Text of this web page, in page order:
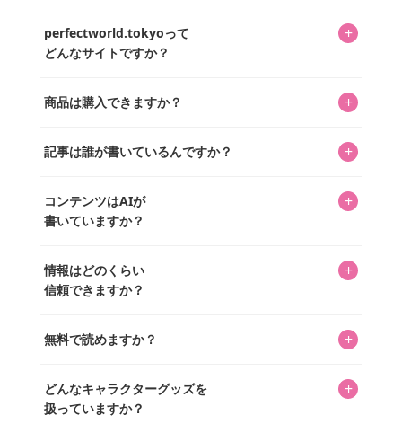
perfectworld.tokyoって
どんなサイトですか？
+
ってもらうニュースサイトです。運営はキャラグッズコレ
を中心に行われており、私たちは実際に40,000種のキャラグ
商品は購入できますか？ +
「perfectworld.shop」で、ほとんど全てのアイテムを購
があり、そこからジャンプできます。
記事は誰が書いているんですか？ +
ています。記事内の99%を超えるほぼすべての写真も、1枚
ずつ心を込めて自分たちで撮影したものです。さらに、10
ッズを収集し、月に1,000点の新商品を選定・購入する編集
長KOSが全記事を監修しています。
コンテンツはAIが
書いていますか？
+
書いています。AIは使用していません。編集長KOSが最終確
認を行い、手動で更新しています。
情報はどのくらい
信頼できますか？
+
いをお届けすることは保証します。なお、記事内に価格は
め、正確な情報をお伝えできないからです。
無料で読めますか？ +
どんなキャラクターグッズを
扱っていますか？
+